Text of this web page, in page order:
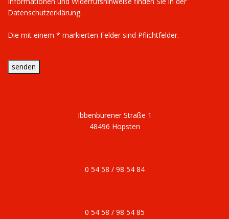
Datenschutzerklärung.
Die mit einem * markierten Felder sind Pflichtfelder.
senden
Ibbenbürener Straße 1
48496 Hopsten
0 54 58 / 98 54 84
0 54 58 / 98 54 85